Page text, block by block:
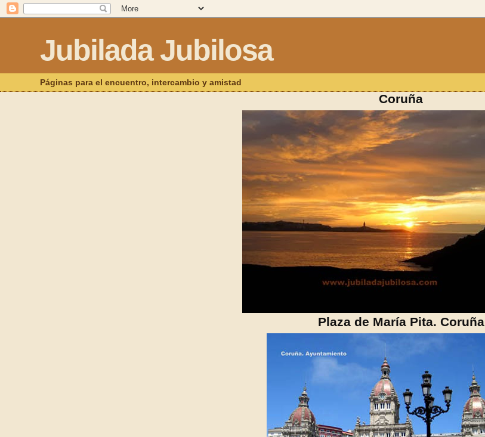
Jubilada Jubilosa
Páginas para el encuentro, intercambio y amistad
Coruña
Plaza de María Pita. Coruña